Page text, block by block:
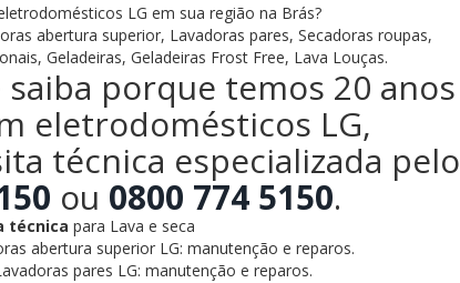
LG em sua região na Brás?
abertura superior, Lavadoras pares, Secadoras roupas,
Geladeiras, Geladeiras Frost Free, Lava Louças.
saiba porque temos 20 anos
eletrodomésticos LG,
técnica especializada pelo
ou 0800 774 5150.
técnica para Lava e seca
abertura superior LG: manutenção e reparos.
pares LG: manutenção e reparos.